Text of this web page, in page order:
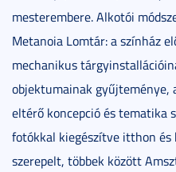
mesterembere. Alkotói
Metanoia Lomtár: a színház
mechanikus
objektumainak gyűjteménye,
eltérő koncepció és tematika
fotókkal kiegészítve itthon és
szerepelt, többek között